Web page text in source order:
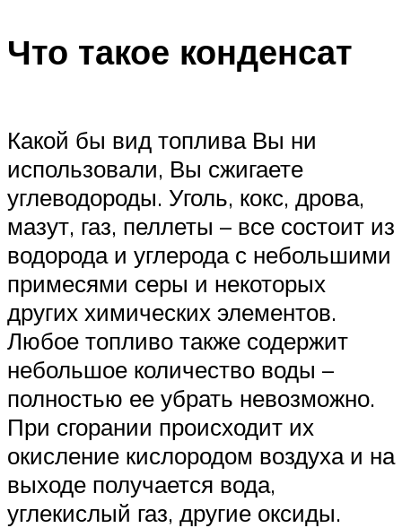
Что такое конденсат
Какой бы вид топлива Вы ни
использовали, Вы сжигаете
углеводороды. Уголь, кокс, дрова,
мазут, газ, пеллеты – все состоит из
водорода и углерода с небольшими
примесями серы и некоторых
других химических элементов.
Любое топливо также содержит
небольшое количество воды –
полностью ее убрать невозможно.
При сгорании происходит их
окисление кислородом воздуха и на
выходе получается вода,
углекислый газ, другие оксиды.